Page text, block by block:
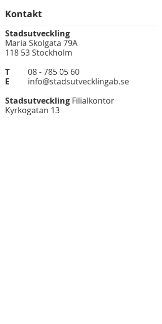
Kontakt
Stadsutveckling
Maria Skolgata 79A
118 53 Stockholm
T 08 - 785 05 60
E
info@stadsutvecklingab.se
Stadsutveckling Filialkontor
Kyrkogatan 13
745 31 Enköping